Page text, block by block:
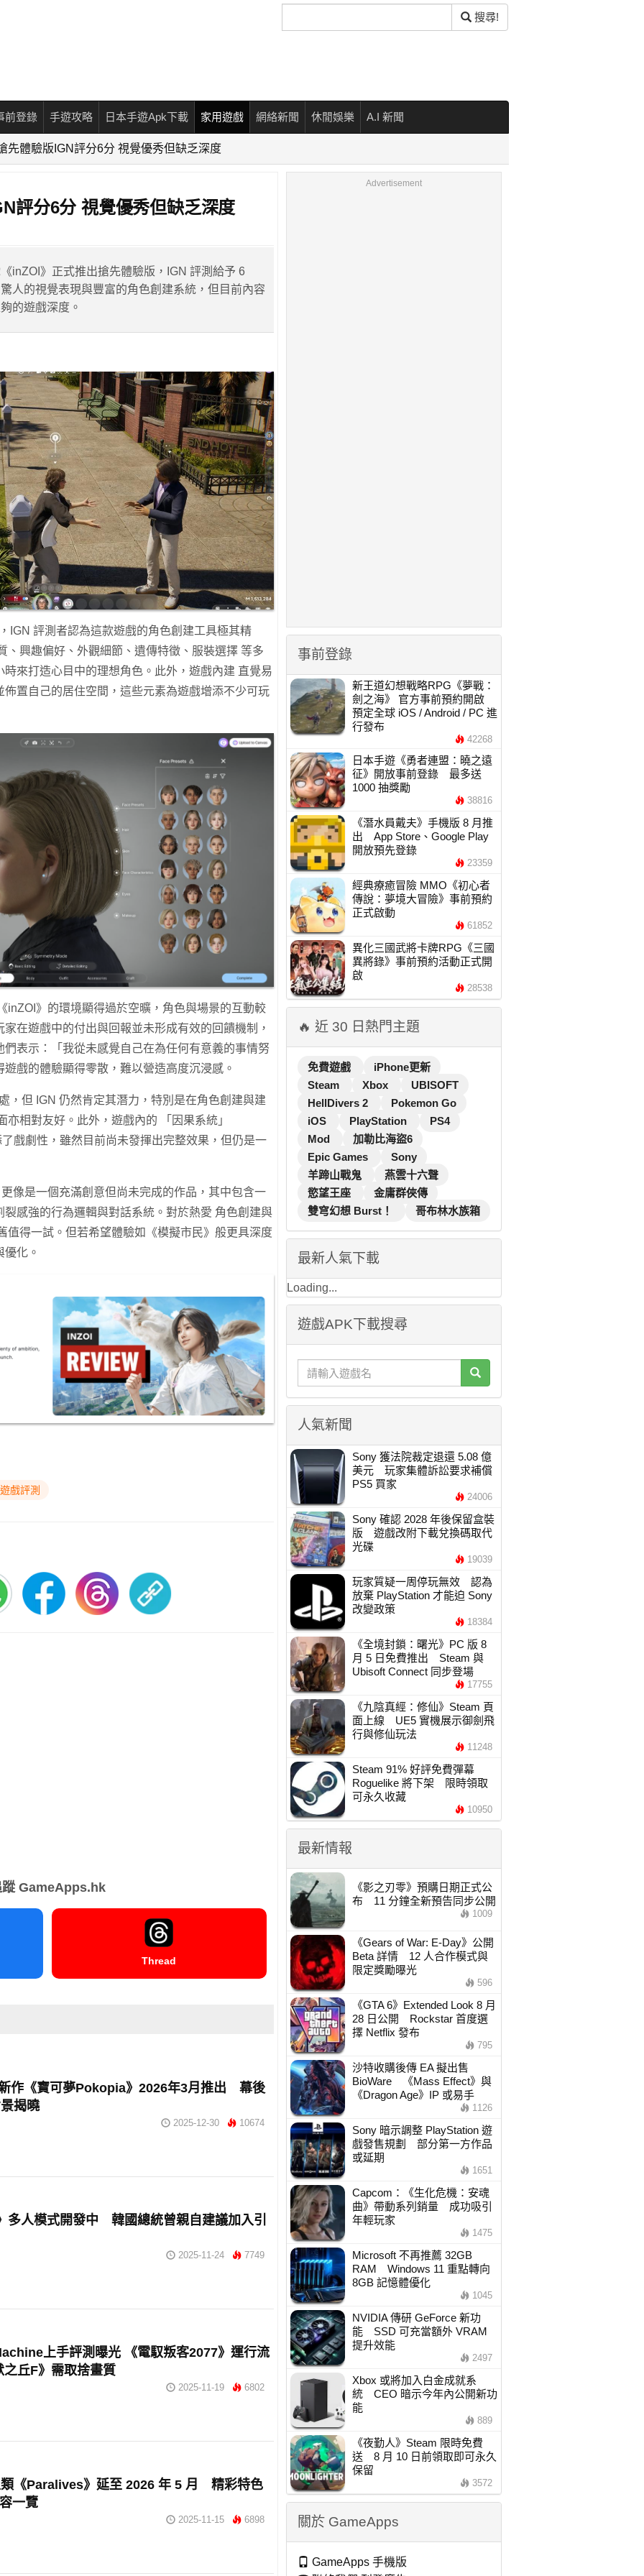
尋
搜尋!
前登錄 手遊攻略 日本手遊Apk下載 家用遊戲 網絡新聞 休閒娛樂 A.I 新聞
先體驗版IGN評分6分 視覺優秀但缺乏深度
評分6分 視覺優秀但缺乏深度
inZOI》正式推出搶先體驗版，IGN 評測給予 6
人的視覺表現與豐富的角色創建系統，但目前內容
的遊戲深度。
IGN 評測者認為這款遊戲的角色創建工具極其精
、興趣偏好、外觀細節、遺傳特徵、服裝選擇 等多
來打造心目中的理想角色。此外，遊戲內建 直覺易
置自己的居住空間，這些元素為遊戲增添不少可玩
inZOI》的環境顯得過於空曠，角色與場景的互動較
家在遊戲中的付出與回報並未形成有效的回饋機制 ，
表示：「 我從未感覺自己在為任何有意義的事情努
遊戲的體驗顯得零散，難以營造高度沉浸感。
，但 IGN 仍然肯定其潛力，特別是在角色創建與建
相對友好。此外，遊戲內的 「因果系統」
戲劇性，雖然目前尚未發揮出完整效果，但仍是一
像是一個充滿創意但尚未完成的作品，其中包含一
感強的行為邏輯與對話系統。對於熱愛 角色創建與
值得一試。但若希望體驗如《模擬市民》般更具深度
化。
戲評測
蹤 GameApps.hk
Thread
作《寶可夢Pokopia》2026年3月推出 幕後
揭曉
2025-12-30 10674
多人模式開發中 韓國總統曾親自建議加入引
2025-11-24 7749
上手評測曝光 《電馭叛客2077》運行流
之丘F》需取捨畫質
2025-11-19 6802
《Paralives》延至 2026 年 5 月 精彩特色
一覽
2025-11-15 6898
Advertisement
事前登錄
新王道幻想戰略RPG《夢戰：
劍之海》 官方事前預約開啟
預定全球 iOS / Android / PC 進
行發布
42268
日本手遊《勇者連盟：曉之遠
征》開放事前登錄 最多送
1000 抽獎勵
38816
《潛水員戴夫》手機版 8 月推
出 App Store、Google Play
開放預先登錄
23359
經典療癒冒險 MMO《初心者
傳說：夢境大冒險》事前預約
正式啟動
61852
異化三國武將卡牌RPG《三國
異將錄》事前預約活動正式開
啟
28538
🔥 近 30 日熱門主題
免費遊戲
iPhone更新
Steam
Xbox
UBISOFT
HellDivers 2
Pokemon Go
iOS
PlayStation
PS4
Mod
加勒比海盜6
Epic Games
Sony
羊蹄山戰鬼
燕雲十六聲
慾望王座
金庸群俠傳
雙穹幻想 Burst！
哥布林水族箱
最新人氣下載
Loading...
遊戲APK下載搜尋
人氣新聞
Sony 獲法院裁定退還 5.08 億
美元 玩家集體訴訟要求補償
PS5 買家
24006
Sony 確認 2028 年後保留盒裝
版 遊戲改附下載兌換碼取代
光碟
19039
玩家質疑一周停玩無效 認為
放棄 PlayStation 才能迫 Sony
改變政策
18384
《全境封鎖：曙光》PC 版 8
月 5 日免費推出 Steam 與
Ubisoft Connect 同步登場
17755
《九陰真經：修仙》Steam 頁
面上線 UE5 實機展示御劍飛
行與修仙玩法
11248
Steam 91% 好評免費彈幕
Roguelike 將下架 限時領取
可永久收藏
10950
最新情報
《影之刃零》預購日期正式公
布 11 分鐘全新預告同步公開
1009
《Gears of War: E-Day》公開
Beta 詳情 12 人合作模式與
限定獎勵曝光
596
《GTA 6》Extended Look 8 月
28 日公開 Rockstar 首度選
擇 Netflix 發布
795
沙特收購後傳 EA 擬出售
BioWare 《Mass Effect》與
《Dragon Age》IP 或易手
1126
Sony 暗示調整 PlayStation 遊
戲發售規劃 部分第一方作品
或延期
1651
Capcom：《生化危機：安魂
曲》帶動系列銷量 成功吸引
年輕玩家
1475
Microsoft 不再推薦 32GB
RAM Windows 11 重點轉向
8GB 記憶體優化
1045
NVIDIA 傳研 GeForce 新功
能 SSD 可充當額外 VRAM
提升效能
2497
Xbox 或將加入白金成就系
統 CEO 暗示今年內公開新功
能
889
《夜勤人》Steam 限時免費
送 8 月 10 日前領取即可永久
保留
3572
關於 GameApps
GameApps 手機版